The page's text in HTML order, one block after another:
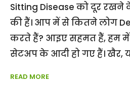
Sitting Disease को दूर
की हैं। आप में से कितने लोग
करते हैं? आइए सहमत हैं, हम
सेटअप के आदी हो गए हैं। खैर,
READ MORE